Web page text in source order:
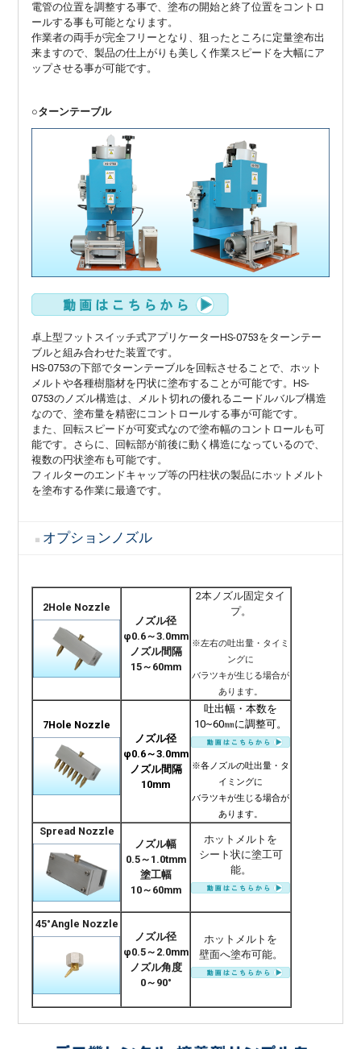
電管の位置を調整する事で、塗布の開始と終了位置をコントロ
ールする事も可能となります。
作業者の両手が完全フリーとなり、狙ったところに定量塗布出
来ますので、製品の仕上がりも美しく作業スピードを大幅にア
ップさせる事が可能です。
○ターンテーブル
卓上型フットスイッチ式アプリケーターHS-0753をターンテー
ブルと組み合わせた装置です。
HS-0753の下部でターンテーブルを回転させることで、ホット
メルトや各種樹脂材を円状に塗布することが可能です。HS-
0753のノズル構造は、メルト切れの優れるニードルバルブ構造
なので、塗布量を精密にコントロールする事が可能です。
また、回転スピードが可変式なので塗布幅のコントロールも可
能です。さらに、回転部が前後に動く構造になっているので、
複数の円状塗布も可能です。
フィルターのエンドキャップ等の円柱状の製品にホットメルト
を塗布する作業に最適です。
オプションノズル
2Hole Nozzle
ノズル径
φ0.6～3.0mm
ノズル間隔
15～60mm
2本ノズル固定タイ
プ。
※左右の吐出量・タイミ
ングに
バラツキが生じる場合が
あります。
7Hole Nozzle
ノズル径
φ0.6～3.0mm
ノズル間隔
10mm
吐出幅・本数を
10~60㎜に調整可。
※各ノズルの吐出量・タ
イミングに
バラツキが生じる場合が
あります。
Spread Nozzle
ノズル幅
0.5～1.0tmm
塗工幅
10～60mm
ホットメルトを
シート状に塗工可
能。
45°Angle Nozzle
ノズル径
φ0.5～2.0mm
ノズル角度
0～90°
ホットメルトを
壁面へ塗布可能。